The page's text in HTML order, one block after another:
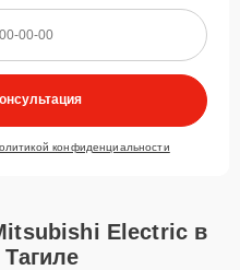
конфиденциальности
Electric в